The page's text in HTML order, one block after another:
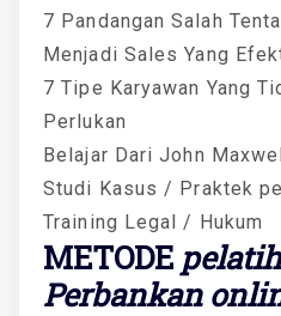
7 Pandangan Salah
Menjadi Sales Yang
7 Tipe Karyawan Yang
Perlukan
Belajar Dari John
Studi Kasus / Praktek
Training Legal / Hukum
METODE
Perbankan